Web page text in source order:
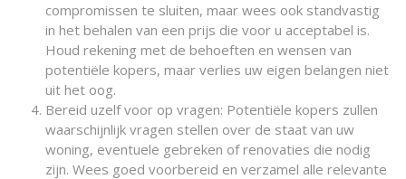
compromissen te sluiten, maar wees ook standvastig
in het behalen van een prijs die voor u acceptabel is.
Houd rekening met de behoeften en wensen van
potentiële kopers, maar verlies uw eigen belangen niet
uit het oog.
Bereid uzelf voor op vragen: Potentiële kopers zullen
waarschijnlijk vragen stellen over de staat van uw
woning, eventuele gebreken of renovaties die nodig
zijn. Wees goed voorbereid en verzamel alle relevante